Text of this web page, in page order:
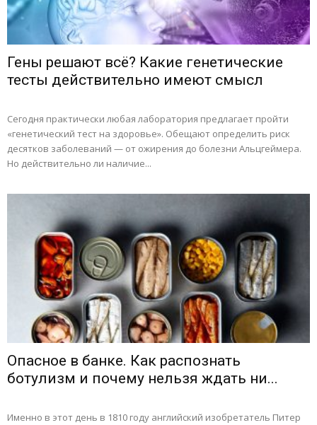
Гены решают всё? Какие генетические
тесты действительно имеют смысл
Сегодня практически любая лаборатория предлагает пройти
«генетический тест на здоровье». Обещают определить риск
десятков заболеваний — от ожирения до болезни Альцгеймера.
Но действительно ли наличие...
Опасное в банке. Как распознать
ботулизм и почему нельзя ждать ни...
Именно в этот день в 1810 году английский изобретатель Питер